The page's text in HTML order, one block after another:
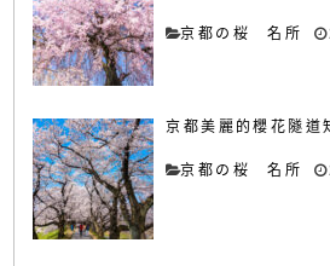
京都の桜 名所
京都美麗的櫻花隧道
京都の桜 名所